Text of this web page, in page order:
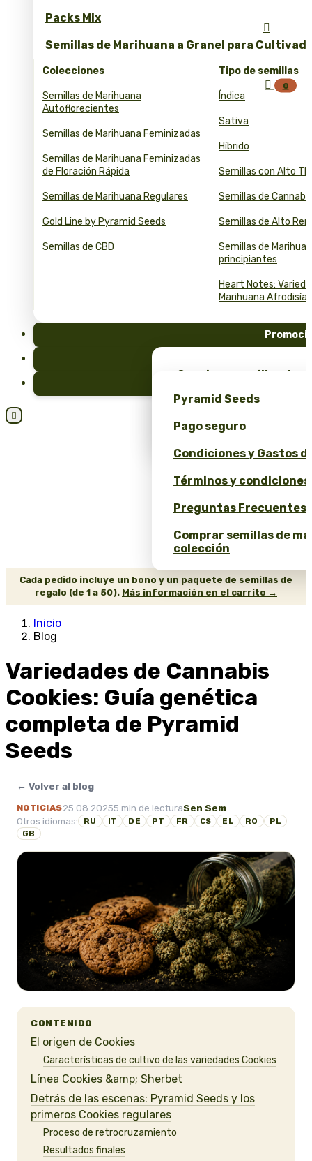
Packs Mix
Semillas de Marihuana a Granel para
Colecciones
Semillas de Marihuana
Autoflorecientes
Semillas de Marihuana Feminizadas
Semillas de Marihuana Feminizadas
de Floración Rápida
Semillas de Marihuana Regulares
Gold Line by Pyramid Seeds
Semillas de CBD
Tipo de semillas
Índica
Sativa
Híbrido
Semillas con Alto
Semillas de
Semillas de Alto
Semillas de
principiantes
Heart Notes:
Marihuana
¡Consigue semillas de
Seeds!
Obtén un 10% de
Pyramid Seeds
Pago seguro
Condiciones y Gastos
Términos y
Preguntas Frecuentes
Comprar semillas de
colección


 0
Cada pedido incluye un bono y un paquete de semillas de
regalo (de 1 a 50). Más información en el carrito →
Inicio
Blog
Variedades de Cannabis
Cookies: Guía genética
completa de Pyramid
Seeds
← Volver al blog
NOTICIAS25.08.20255 min de lecturaSen Sem
Otros idiomas:
RU IT DE PT FR CS EL RO
PL
GB
CONTENIDO
El origen de Cookies
Características de cultivo de las variedades Cookies
Línea Cookies &amp; Sherbet
Detrás de las escenas: Pyramid Seeds y los
primeros Cookies regulares
Proceso de retrocruzamiento
Resultados finales